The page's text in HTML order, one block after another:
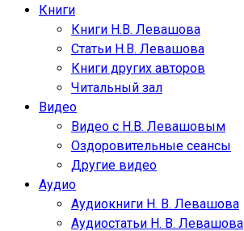
Книги
Книги Н.В. Левашова
Статьи Н.В. Левашова
Книги других авторов
Читальный зал
Видео
Видео с Н.В. Левашовым
Оздоровительные сеансы
Другие видео
Аудио
Аудиокниги Н. В. Левашова
Аудиостатьи Н. В. Левашова